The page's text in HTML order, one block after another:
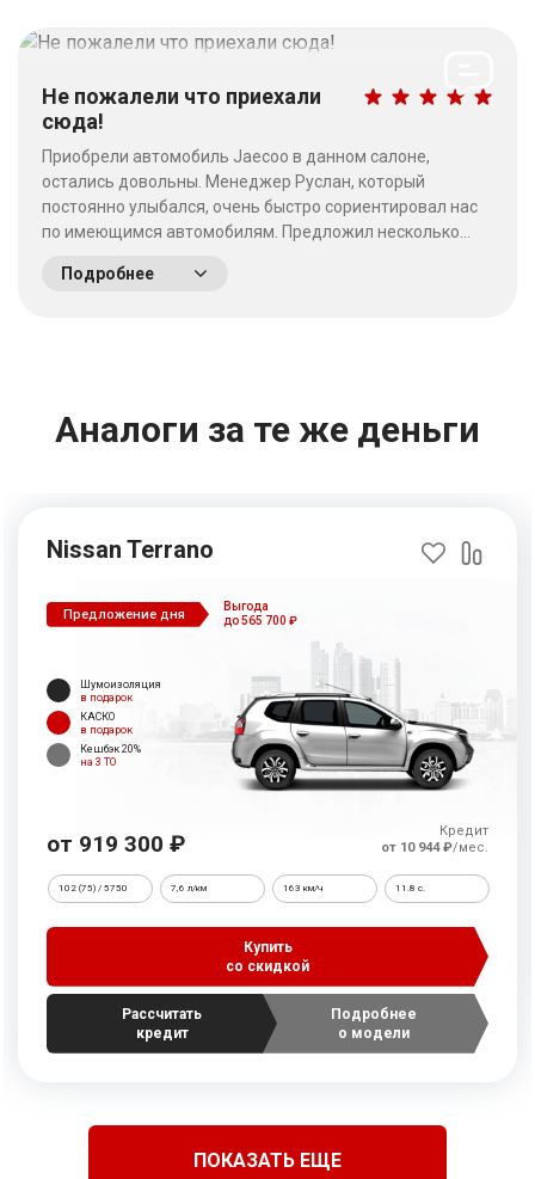
Не пожалели что приехали
сюда!
Приобрели автомобиль Jaecoo в данном салоне,
остались довольны. Менеджер Руслан, который
постоянно улыбался, очень быстро сориентировал нас
по имеющимся автомобилям. Предложил несколько
пожалели что приехали сюда! Качество работы на
Подробнее
Аналоги за те же деньги
Nissan Terrano
Предложение дня
Выгода
до 565 700 ₽
Шумоизоляция
в подарок
КАСКО
в подарок
Кешбэк 20%
на 3 ТО
от 919 300 ₽
Кредит
от 10 944 ₽/мес.
102 (75) / 5750 7,6 л/км 163 км/ч 11.8 c.
Купить
со скидкой
Рассчитать
кредит
Подробнее
о модели
ПОКАЗАТЬ ЕЩЕ